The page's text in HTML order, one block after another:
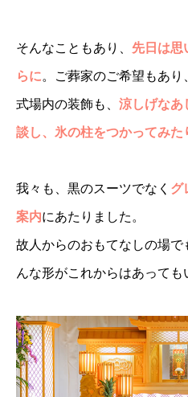
そんなこともあり、 先日は思
らに。ご葬家のご希望もあり
式場内の装飾も、 涼しげなあ
談し、氷の柱をつかってみた
我々も、黒のスーツでなく グ
案内にあたりました。
故人からのおもてなしの場で
んな形がこれからはあっても